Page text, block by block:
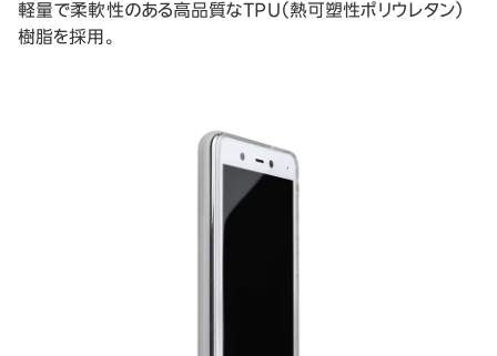
軽量で柔軟性のある高品質なTPU（熱可塑性ポリウレタン）
樹脂を採用。